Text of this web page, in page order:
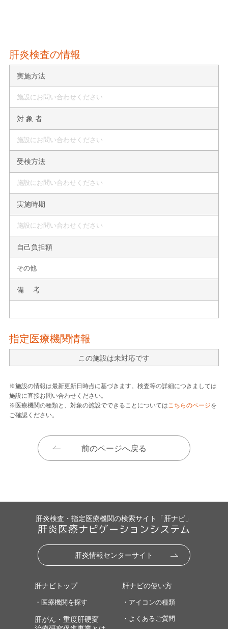
肝炎検査の情報
実施方法
施設にお問い合わせください
対 象 者
施設にお問い合わせください
受検方法
施設にお問い合わせください
実施時期
施設にお問い合わせください
自己負担額
その他
備 考
指定医療機関情報
この施設は未対応です
※施設の情報は最新更新日時点に基づきます。検査等の詳細につきましては
施設に直接お問い合わせください。
※医療機関の種類と、対象の施設でできることについてはこちらのページを
ご確認ください。
前のページへ戻る
肝炎検査・指定医療機関の検索サイト「肝ナビ」
肝炎医療ナビゲーションシステム
肝炎情報センターサイト
肝ナビトップ
・医療機関を探す
肝がん・重度肝硬変
肝ナビの使い方
・アイコンの種類
・よくあるご質問